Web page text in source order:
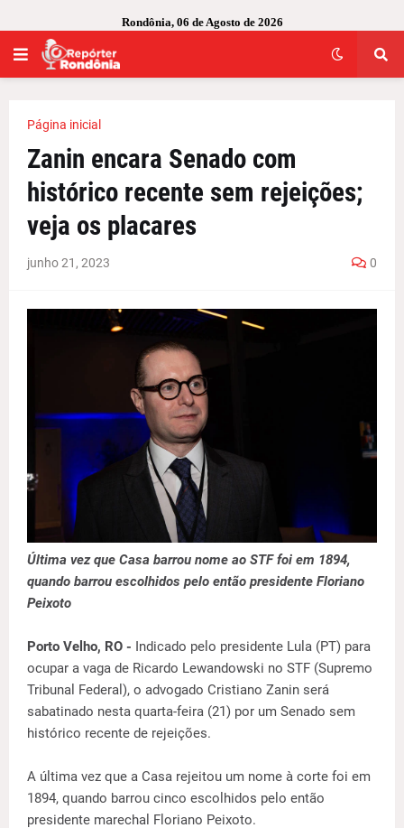
Rondônia, 06 de Agosto de 2026
Página inicial
Zanin encara Senado com
histórico recente sem rejeições;
veja os placares
junho 21, 2023 0
Última vez que Casa barrou nome ao STF foi em 1894,
quando barrou escolhidos pelo então presidente Floriano
Peixoto
Porto Velho, RO - Indicado pelo presidente Lula (PT) para
ocupar a vaga de Ricardo Lewandowski no STF (Supremo
Tribunal Federal), o advogado Cristiano Zanin será
sabatinado nesta quarta-feira (21) por um Senado sem
histórico recente de rejeições.
A última vez que a Casa rejeitou um nome à corte foi em
1894, quando barrou cinco escolhidos pelo então
presidente marechal Floriano Peixoto.